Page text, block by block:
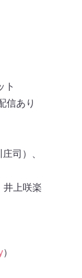
ト
信あり
司）、
井上咲楽
）